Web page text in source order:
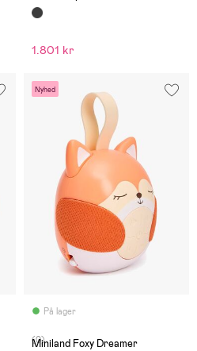
1.801 kr
Nyhed
På lager
(0)
Miniland Foxy Dreamer